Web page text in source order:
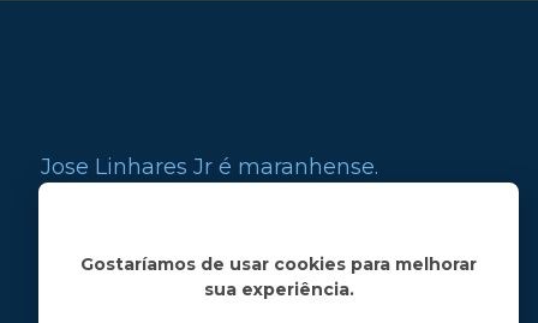
Jose Linhares Jr é maranhense.
e marketing político.
Gostaríamos de usar cookies para melhorar
sua experiência.